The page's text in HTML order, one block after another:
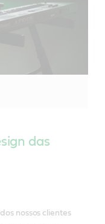
das
nossos clientes